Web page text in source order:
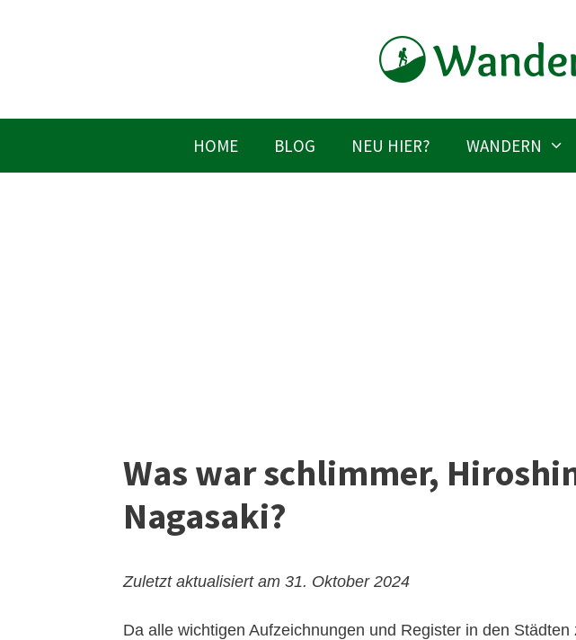
HOME BLOG NEU HIER? WANDERN
Was war schlimmer,
Nagasaki?
Zuletzt aktualisiert am 31. Oktober 2024
Da alle wichtigen Aufzeichnungen und Register in den